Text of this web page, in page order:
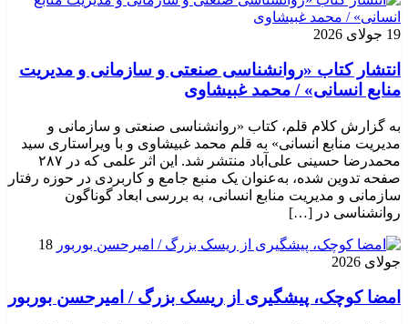
19 جولای 2026
انتشار کتاب «روانشناسی صنعتی و سازمانی و مدیریت
منابع انسانی» / محمد غبیشاوی
به گزارش کلام قلم، کتاب «روانشناسی صنعتی و سازمانی و
مدیریت منابع انسانی» به قلم محمد غبیشاوی و با ویراستاری سید
محمدرضا حسینی علی‌آباد منتشر شد. این اثر علمی که در ۲۸۷
صفحه تدوین شده، به‌عنوان یک منبع جامع و کاربردی در حوزه رفتار
سازمانی و مدیریت منابع انسانی، به بررسی ابعاد گوناگون
روانشناسی در […]
18
جولای 2026
امضا کوچک، پیشگیری از ریسک بزرگ / امیرحسن بوربور